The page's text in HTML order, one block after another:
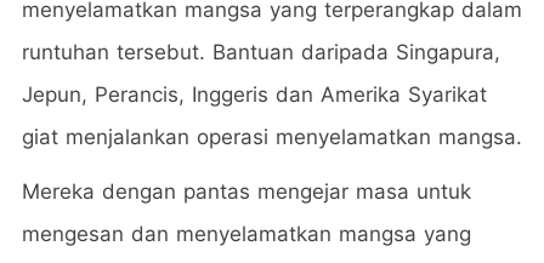
menyelamatkan mangsa yang terperangkap dalam
runtuhan tersebut. Bantuan daripada Singapura,
Jepun, Perancis, Inggeris dan Amerika Syarikat
giat menjalankan operasi menyelamatkan mangsa.
Mereka dengan pantas mengejar masa untuk
mengesan dan menyelamatkan mangsa yang